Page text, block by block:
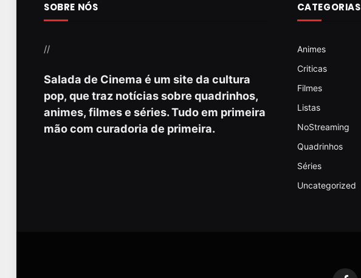
SOBRE NÓS
//
Salada de Cinema é um site da cultura
pop, que traz notícias sobre quadrinhos,
animes, filmes e séries. Tudo em primeira
mão com curadoria de primeira.
CATEGORIAS
Animes
Criticas
Filmes
Listas
NoStreaming
Quadrinhos
Séries
Uncategorized